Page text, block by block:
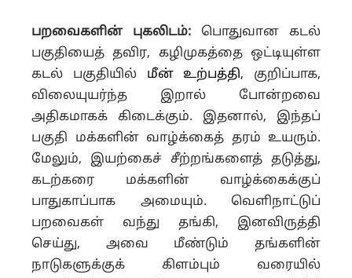
பறவைகளின் புகலிடம்: பொதுவான கடல்
பகுதியைத் தவிர, கழிமுகத்தை ஒட்டியுள்ள
கடல் பகுதியில் மீன் உற்பத்தி, குறிப்பாக,
விலையுயர்ந்த இறால் போன்றவை
அதிகமாகக் கிடைக்கும். இதனால், இந்தப்
பகுதி மக்களின் வாழ்க்கைத் தரம் உயரும்.
மேலும், இயற்கைச் சீற்றங்களைத் தடுத்து,
கடற்கரை மக்களின் வாழ்க்கைக்குப்
பாதுகாப்பாக அமையும். வெளிநாட்டுப்
பறவைகள் வந்து தங்கி, இனவிருத்தி
செய்து, அவை மீண்டும் தங்களின்
நாடுகளுக்குக் கிளம்பும் வரையில்